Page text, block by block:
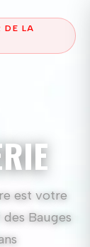
DE LA
est votre
Bauges